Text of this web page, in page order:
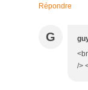
Répondre
G
/>